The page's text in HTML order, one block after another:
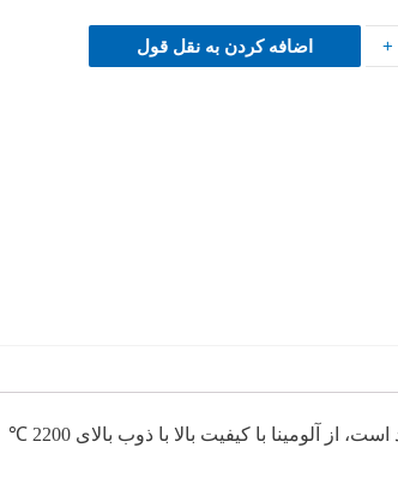
+ اضافه کردن به نقل قول
℃